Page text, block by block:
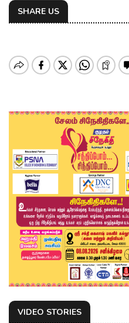
SHARE US
VIDEO STORIES